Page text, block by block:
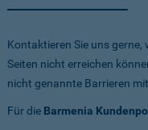
Kontaktieren Sie uns
Seiten nicht erreichen
nicht genannte Barrieren
Für die Barmenia